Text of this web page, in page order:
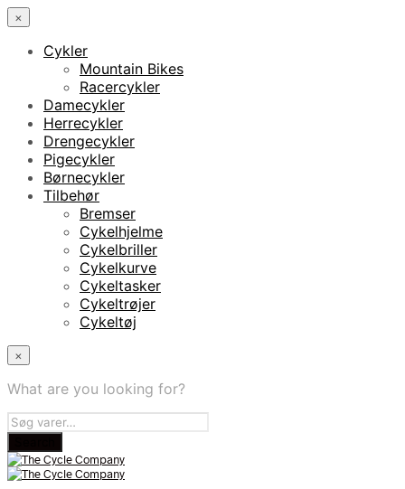
×
Cykler
Mountain Bikes
Racercykler
Damecykler
Herrecykler
Drengecykler
Pigecykler
Børnecykler
Tilbehør
Bremser
Cykelhjelme
Cykelbriller
Cykelkurve
Cykeltasker
Cykeltrøjer
Cykeltøj
×
What are you looking for?